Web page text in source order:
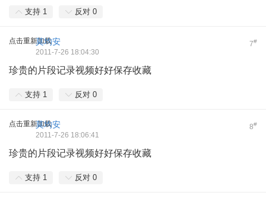
支持 1 反对 0
点击重新加载 7#
莫均安
2011-7-26 18:04:30
珍贵的片段记录视频好好保存收藏
支持 1 反对 0
点击重新加载 8#
莫均安
2011-7-26 18:06:41
珍贵的片段记录视频好好保存收藏
支持 1 反对 0